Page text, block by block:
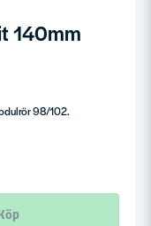
140mm
98/102.